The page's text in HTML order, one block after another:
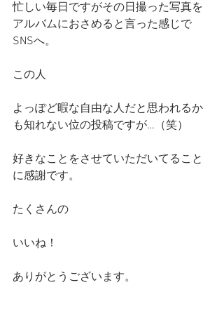
忙しい毎日ですがその日撮った写真を
アルバムにおさめると言った感じで
SNSへ。
この人
よっぽど暇な自由な人だと思われるか
も知れない位の投稿ですが…（笑）
好きなことをさせていただいてること
に感謝です。
たくさんの
いいね！
ありがとうございます。